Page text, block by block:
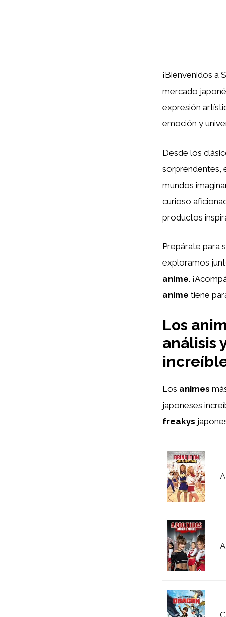
¡Bienvenidos a
mercado
expresión
emoción y
Desde los
sorprendentes,
mundos
curioso
productos
Prepárate para
exploramos
anime.
anime tiene
Los
análisis
Los animes
japoneses
freakys